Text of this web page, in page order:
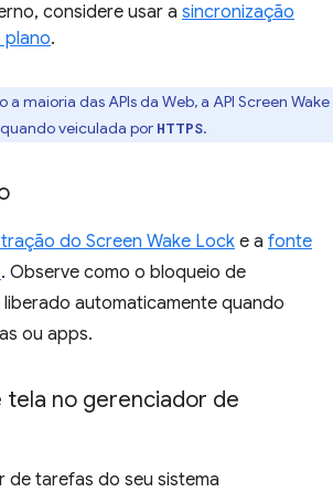
considere usar a sincronização
plano.
a maioria das APIs da Web, a API Screen Wake
veiculada por HTTPS.
do Screen Wake Lock e a fonte
. Observe como o bloqueio de
automaticamente quando
ou apps.
tela no gerenciador de
de tarefas do seu sistema